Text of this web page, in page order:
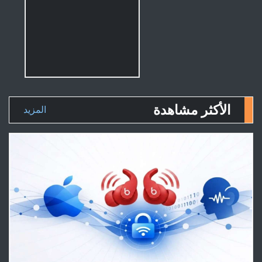
الأكثر مشاهدة المزيد